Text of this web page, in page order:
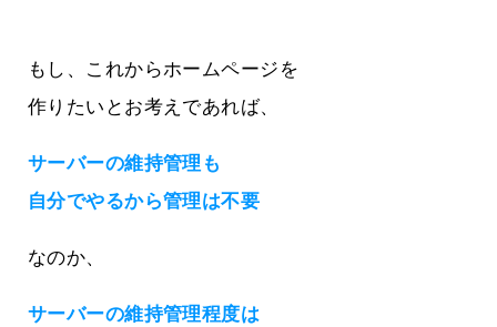
もし、これからホームページを
作りたいとお考えであれば、
サーバーの維持管理も
自分でやるから管理は不要
なのか、
サーバーの維持管理程度は